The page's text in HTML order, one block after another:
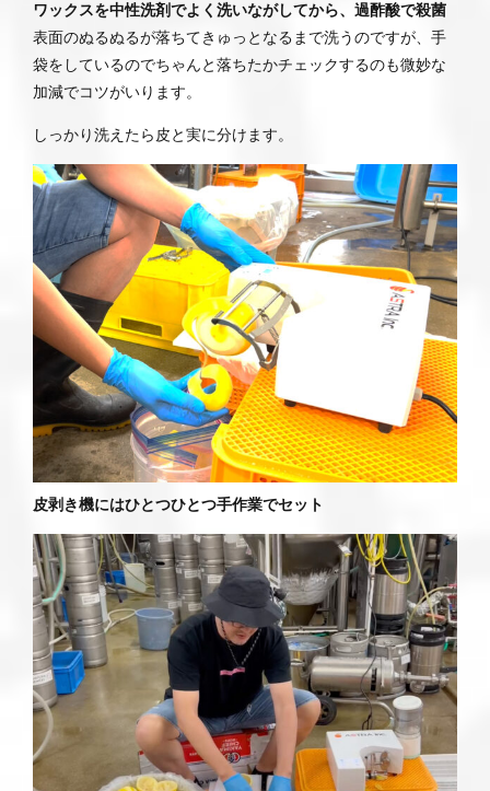
ワックスを中性洗剤でよく洗いながしてから、過酢酸で殺菌
表面のぬるぬるが落ちてきゅっとなるまで洗うのですが、手
袋をしているのでちゃんと落ちたかチェックするのも微妙な
加減でコツがいります。
しっかり洗えたら皮と実に分けます。
皮剥き機にはひとつひとつ手作業でセット